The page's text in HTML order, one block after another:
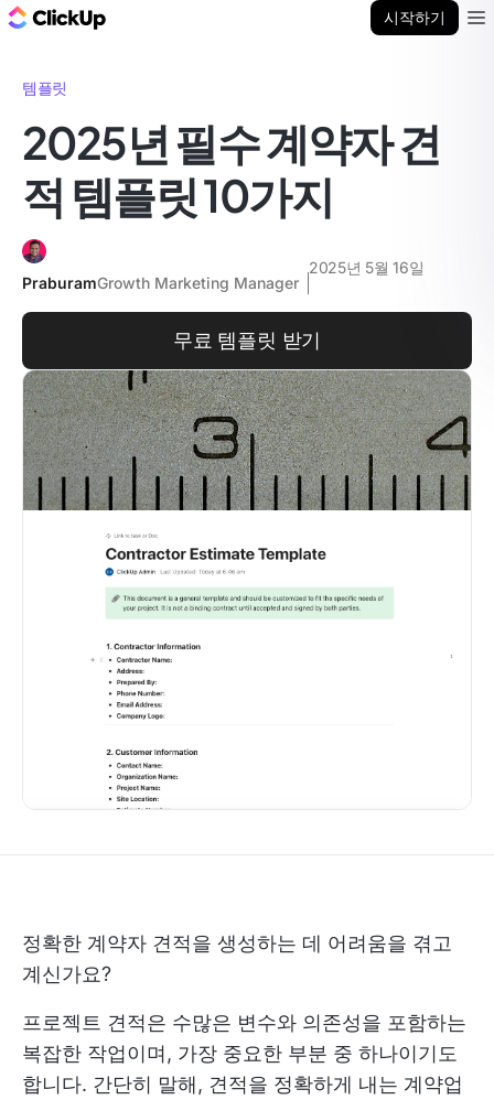
시작하기
템플릿
2025년 필수 계약자 견
적 템플릿 10가지
PraburamGrowth Marketing Manager
2025년 5월 16일
무료 템플릿 받기
정확한 계약자 견적을 생성하는 데 어려움을 겪고
계신가요?
프로젝트 견적은 수많은 변수와 의존성을 포함하는
복잡한 작업이며, 가장 중요한 부분 중 하나이기도
합니다. 간단히 말해, 견적을 정확하게 내는 계약업